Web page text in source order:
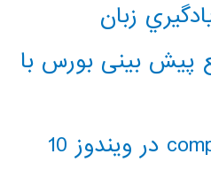
زبان
پیش بینی بورس با